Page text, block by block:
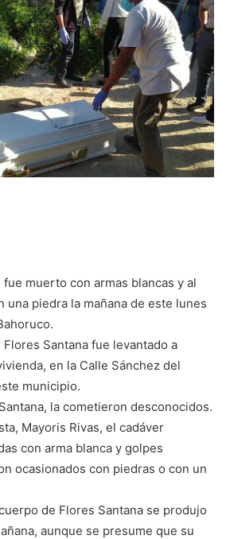
fue muerto con armas blancas y al
una piedra la mañana de este lunes
Santana fue levantado a
en la Calle Sánchez del
municipio.
la cometieron desconocidos.
Mayoris Rivas, el cadáver
con arma blanca y golpes
ocasionados con piedras o con un
de Flores Santana se produjo
aunque se presume que su